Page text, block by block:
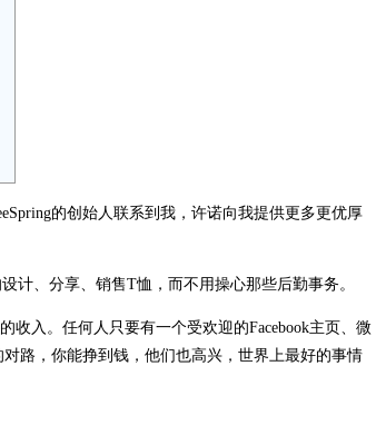
的创始人联系到我，许诺向我提供更多更优厚
计、分享、销售T恤，而不用操心那些后勤事务。
入。任何人只要有一个受欢迎的Facebook主页、微
路，你能挣到钱，他们也高兴，世界上最好的事情